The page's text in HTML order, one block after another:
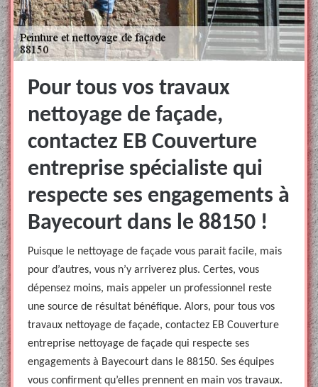
Pour tous vos travaux
nettoyage de façade,
contactez EB Couverture
entreprise spécialiste qui
respecte ses engagements à
Bayecourt dans le 88150 !
Puisque le nettoyage de façade vous parait facile, mais
pour d’autres, vous n’y arriverez plus. Certes, vous
dépensez moins, mais appeler un professionnel reste
une source de résultat bénéfique. Alors, pour tous vos
travaux nettoyage de façade, contactez EB Couverture
entreprise nettoyage de façade qui respecte ses
engagements à Bayecourt dans le 88150. Ses équipes
vous confirment qu’elles prennent en main vos travaux.